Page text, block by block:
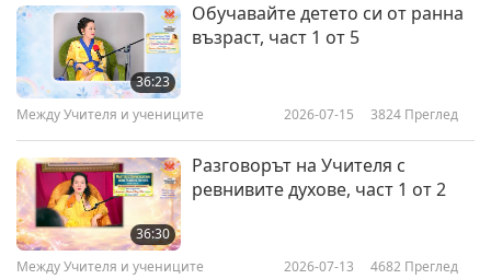
36:23
Обучавайте детето си от ранна
възраст, част 1 от 5
Между Учителя и учениците 2026-07-15 3824 Преглед
36:30
Разговорът на Учителя с
ревнивите духове, част 1 от 2
Между Учителя и учениците 2026-07-13 4682 Преглед